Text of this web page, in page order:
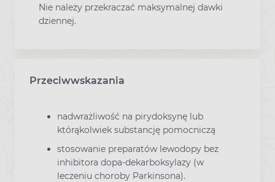
Nie należy przekraczać maksymalnej dawki
dziennej.
Przeciwwskazania
nadwrażliwość na pirydoksynę lub
którąkolwiek substancję pomocniczą
stosowanie preparatów lewodopy bez
inhibitora dopa-dekarboksylazy (w
leczeniu choroby Parkinsona).